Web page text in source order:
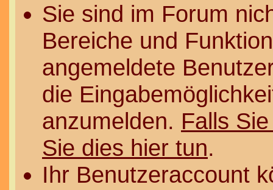
Sie sind im Forum
Bereiche und
angemeldete
die
anzumelden. Falls
Sie dies hier tun.
Ihr Benutzeraccount